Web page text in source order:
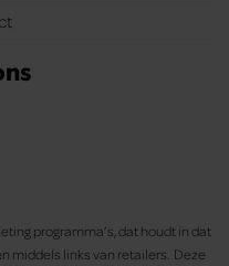
programma’s, dat houdt in dat
middels links van retailers. Deze